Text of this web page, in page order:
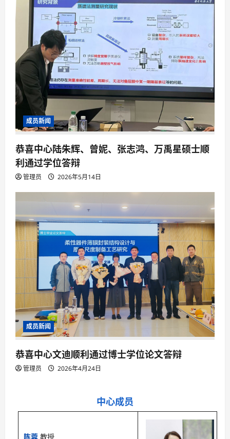
成员新闻
恭喜中心陆朱辉、曾妮、张志鸿、万禹星硕士顺
利通过学位答辩
管理员 2026年5月14日
成员新闻
恭喜中心文迪顺利通过博士学位论文答辩
管理员 2026年4月24日
中心成员
陈蓉 教授